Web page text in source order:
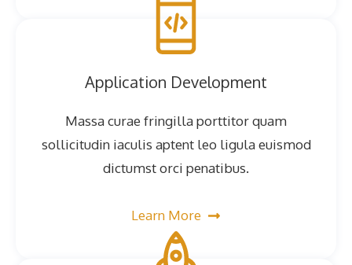
Application Development
Massa curae fringilla porttitor quam
sollicitudin iaculis aptent leo ligula euismod
dictumst orci penatibus.
Learn More